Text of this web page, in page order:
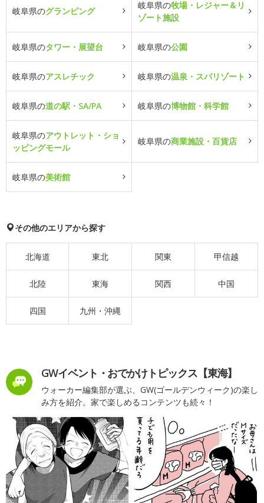
岐阜県のグランピング
岐阜県の牧場・レジャー＆リ
ゾート施設
岐阜県のタワー・展望台 岐阜県の公園
岐阜県のアスレチック 岐阜県の温泉・スパリゾート
岐阜県の道の駅・SA/PA 岐阜県の博物館・科学館
岐阜県のアウトレット・ショ
ッピングモール
岐阜県の商業施設・百貨店
岐阜県の美術館
その他のエリアから探す
北海道 東北 関東 甲信越
北陸 東海 関西 中国
四国 九州・沖縄
GWイベント・おでかけトピックス【東海】
ウォーカー編集部が選ぶ、GW(ゴールデンウィーク)の楽し
み方を紹介。家で楽しめるコンテンツも続々！